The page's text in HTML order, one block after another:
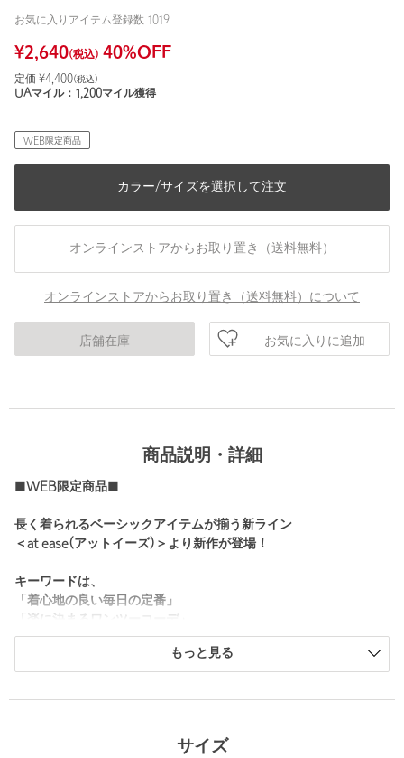
お気に入りアイテム登録数 1019
¥2,640(税込) 40%OFF
定価 ¥4,400(税込)
UAマイル： 1,200マイル獲得
WEB限定商品
カラー/サイズを選択して注文
オンラインストアからお取り置き（送料無料）
オンラインストアからお取り置き（送料無料）について
店舗在庫 お気に入りに追加
商品説明・詳細
■WEB限定商品■
長く着られるベーシックアイテムが揃う新ライン
＜at ease(アットイーズ)＞より新作が登場！
キーワードは、
「着心地の良い毎日の定番」
日常に溶け込む、毎日着たくなるデイリーウェアをテーマに、気
軽にファッションを楽しみたい大人のためのラインナップをご提
ご好評をいただいた袖フリルカットソーが半袖になって登場！
もっと見る
サイズ